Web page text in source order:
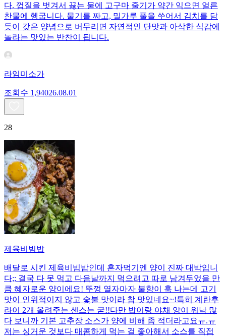
다. 껍질을 벗겨서 끓는 물에 고구마 줄기가 약간 익으면 얼른
찬물에 헹굽니다. 물기를 짜고, 밀가루 풀을 쑤어서 김치를 담
듯이 갖은 양념으로 버무리면 자연적인 단맛과 아삭한 식감에
놀라는 맛있는 반찬이 됩니다.
라임미소가
조회수 1,94026.08.01
28
제육비빔밥
배달로 시킨 제육비빔밥인데 혼자먹기엔 양이 진짜 대박입니
다;; 결국 다 못 먹고 다음날까지 먹으려고 따로 남겨두었을 만
큼 혜자로운 양이에요! 뚜껑 열자마자 불향이 훅 나는데 고기
맛이 인위적이지 않고 숯불 맛이라 참 맛있네요~!특히 계란후
라이 2개 올려주는 센스는 굳!! ​다만 밥이랑 야채 양이 워낙 많
다 보니까 기본 고추장 소스가 양에 비해 좀 적더라고요ㅠ.ㅠ
저는 싱거운 것보다 매콤하게 먹는 걸 좋아해서 소스를 직접